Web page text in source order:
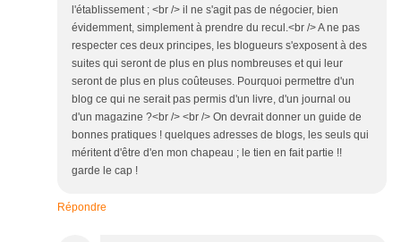
l'établissement ; <br /> il ne s'agit pas de négocier, bien
évidemment, simplement à prendre du recul.<br /> A ne pas
respecter ces deux principes, les blogueurs s'exposent à des
suites qui seront de plus en plus nombreuses et qui leur
seront de plus en plus coûteuses. Pourquoi permettre d'un
blog ce qui ne serait pas permis d'un livre, d'un journal ou
d'un magazine ?<br /> <br /> On devrait donner un guide de
bonnes pratiques ! quelques adresses de blogs, les seuls qui
méritent d'être d'en mon chapeau ; le tien en fait partie !!
garde le cap !
Répondre